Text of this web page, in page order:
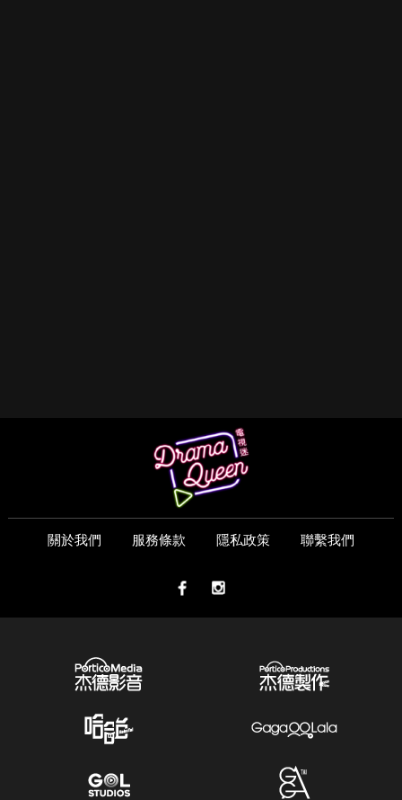
關於我們 服務條款 隱私政策 聯繫我們